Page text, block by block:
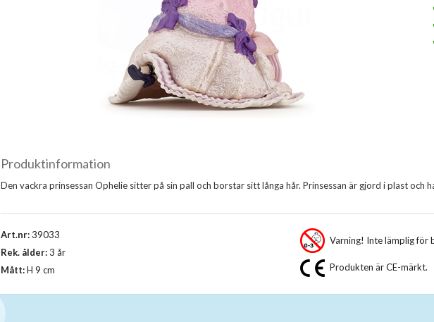
Produktinformation
Den vackra prinsessan Ophelie sitter på sin pall och borstar sitt långa hår. Prinsessan är gjord i plast och
Art.nr:39033
Rek. ålder:3 år
Mått:H 9 cm
Varning! Inte lämplig för
Produkten är CE-märkt.